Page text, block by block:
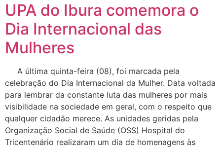
UPA do Ibura comemora o
Dia Internacional das
Mulheres
A última quinta-feira (08), foi marcada pela
celebração do Dia Internacional da Mulher. Data voltada
para lembrar da constante luta das mulheres por mais
visibilidade na sociedade em geral, com o respeito que
qualquer cidadão merece. As unidades geridas pela
Organização Social de Saúde (OSS) Hospital do
Tricentenário realizaram um dia de homenagens às